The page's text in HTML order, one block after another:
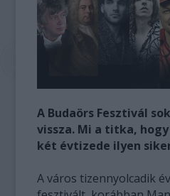
A Budaörs Fesztivál
vissza. Mi a titka,
két évtizede ilyen
A város tizennyolcadik